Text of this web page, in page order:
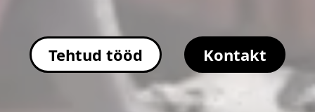
Tehtud tööd Kontakt